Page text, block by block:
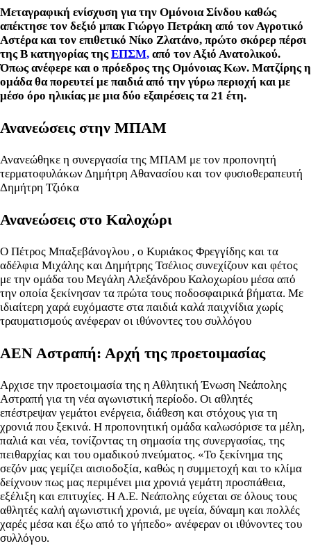
Μεταγραφική ενίσχυση για την Ομόνοια Σίνδου καθώς
απέκτησε τον δεξιό μπακ Γιώργο Πετράκη από τον Αγροτικό
Αστέρα και τον επιθετικό Νίκο Ζλατάνο, πρώτο σκόρερ πέρσι
της Β κατηγορίας τηςΕΠΣΜ, από τον Αξιό Ανατολικού.
Όπως ανέφερε και ο πρόεδρος της Ομόνοιας Κων. Ματζίρης η
ομάδα θα πορευτεί με παιδιά από την γύρω περιοχή και με
μέσο όρο ηλικίας με μια δύο εξαιρέσεις τα 21 έτη.
Ανανεώσεις στην ΜΠΑΜ
Ανανεώθηκε η συνεργασία της ΜΠΑΜ με τον προπονητή
τερματοφυλάκων Δημήτρη Αθανασίου και τον φυσιοθεραπευτή
Δημήτρη Τζιόκα
Ανανεώσεις στο Καλοχώρι
Ο Πέτρος Μπαξεβάνογλου , ο Κυριάκος Φρεγγίδης και τα
αδέλφια Μιχάλης και Δημήτρης Τσέλιος συνεχίζουν και φέτος
με την ομάδα του Μεγάλη Αλεξάνδρου Καλοχωρίου μέσα από
την οποία ξεκίνησαν τα πρώτα τους ποδοσφαιρικά βήματα. Με
ιδιαίτερη χαρά ευχόμαστε στα παιδιά καλά παιχνίδια χωρίς
τραυματισμούς ανέφεραν οι ιθύνοντες του συλλόγου
ΑΕΝ Αστραπή: Αρχή της προετοιμασίας
Αρχισε την προετοιμασία της η Αθλητική Ένωση Νεάπολης
Αστραπή για τη νέα αγωνιστική περίοδο. Οι αθλητές
επέστρεψαν γεμάτοι ενέργεια, διάθεση και στόχους για τη
χρονιά που ξεκινά. Η προπονητική ομάδα καλωσόρισε τα μέλη,
παλιά και νέα, τονίζοντας τη σημασία της συνεργασίας, της
πειθαρχίας και του ομαδικού πνεύματος. «Το ξεκίνημα της
σεζόν μας γεμίζει αισιοδοξία, καθώς η συμμετοχή και το κλίμα
δείχνουν πως μας περιμένει μια χρονιά γεμάτη προσπάθεια,
εξέλιξη και επιτυχίες. Η Α.Ε. Νεάπολης εύχεται σε όλους τους
αθλητές καλή αγωνιστική χρονιά, με υγεία, δύναμη και πολλές
χαρές μέσα και έξω από το γήπεδο» ανέφεραν οι ιθύνοντες του
συλλόγου.